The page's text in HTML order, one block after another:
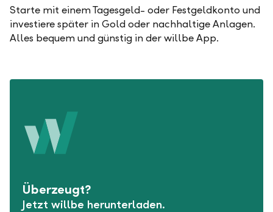
Starte mit einem Tagesgeld- oder Festgeldkonto und
investiere später in Gold oder nachhaltige Anlagen.
Alles bequem und günstig in der willbe App.
Überzeugt?
Jetzt willbe herunterladen.